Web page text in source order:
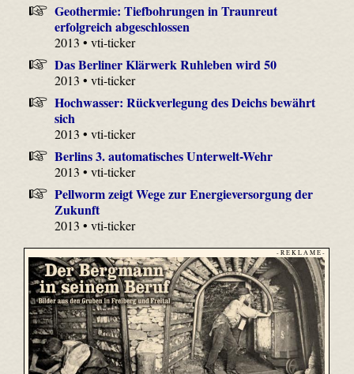
Geothermie: Tiefbohrungen in Traunreut
erfolgreich abgeschlossen
2013 • vti-ticker
Das Berliner Klärwerk Ruhleben wird 50
2013 • vti-ticker
Hochwasser: Rückverlegung des Deichs bewährt
sich
2013 • vti-ticker
Berlins 3. automatisches Unterwelt-Wehr
2013 • vti-ticker
Pellworm zeigt Wege zur Energieversorgung der
Zukunft
2013 • vti-ticker
- R E K L A M E -